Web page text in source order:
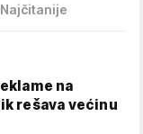
Najčitanije
na
rešava većinu